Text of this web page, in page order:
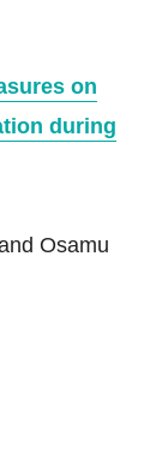
on
during
Osamu